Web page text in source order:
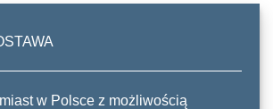
w Polsce z możliwością